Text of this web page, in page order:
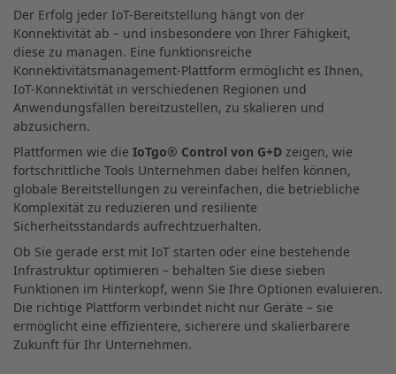
Der Erfolg jeder IoT-Bereitstellung hängt von der
Konnektivität ab – und insbesondere von Ihrer Fähigkeit,
diese zu managen. Eine funktionsreiche
Konnektivitätsmanagement-Plattform ermöglicht es Ihnen,
IoT-Konnektivität in verschiedenen Regionen und
Anwendungsfällen bereitzustellen, zu skalieren und
abzusichern.
Plattformen wie die IoTgo® Control von G+D zeigen, wie
fortschrittliche Tools Unternehmen dabei helfen können,
globale Bereitstellungen zu vereinfachen, die betriebliche
Komplexität zu reduzieren und resiliente
Sicherheitsstandards aufrechtzuerhalten.
Ob Sie gerade erst mit IoT starten oder eine bestehende
Infrastruktur optimieren – behalten Sie diese sieben
Funktionen im Hinterkopf, wenn Sie Ihre Optionen evaluieren.
Die richtige Plattform verbindet nicht nur Geräte – sie
ermöglicht eine effizientere, sicherere und skalierbarere
Zukunft für Ihr Unternehmen.